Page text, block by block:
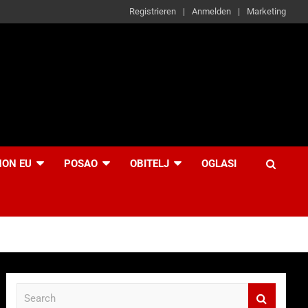
Registrieren Anmelden Marketing
EU POSAO OBITELJ OGLASI